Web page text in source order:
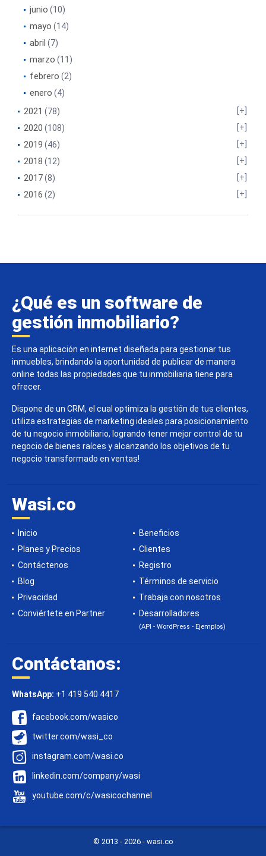
junio (10)
mayo (14)
abril (7)
marzo (11)
febrero (2)
enero (4)
2021 (78)
2020 (108)
2019 (46)
2018 (12)
2017(8)
2016 (2)
¿Qué es un software de
gestión inmobiliario?
Es una aplicación en internet diseñada para gestionar tus
inmuebles, brindando la oportunidad de publicar de manera
online todas las propiedades que tu inmobiliaria tiene para
ofrecer.
Dispone de un CRM, el cual optimiza la gestión de tus clientes,
utiliza estrategias de marketing ideales para posicionamiento
de tu negocio inmobiliario, logrando tener mejor control de tu
negocio de bienes raíces y alcanzando los objetivos de tu
negocio transformado en ventas!
Wasi.co
Inicio
Beneficios
Planes y Precios
Clientes
Contáctenos
Registro
Blog
Términos de servicio
Privacidad
Trabaja con nosotros
Conviértete en Partner
Desarrolladores
(API - WordPress - Ejemplos)
Contáctanos:
WhatsApp: +1 419 540 4417
facebook.com/wasico
twitter.com/wasi_co
instagram.com/wasi.co
linkedin.com/company/wasi
youtube.com/c/wasicochannel
© 2013 - 2026 - wasi.co